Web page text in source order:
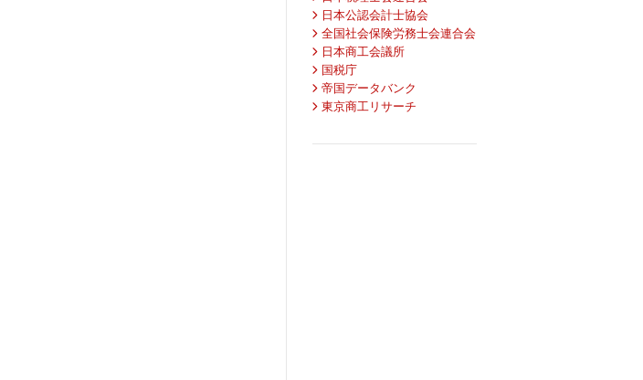
日本公認会計士協会
全国社会保険労務士会連合会
日本商工会議所
国税庁
帝国データバンク
東京商工リサーチ